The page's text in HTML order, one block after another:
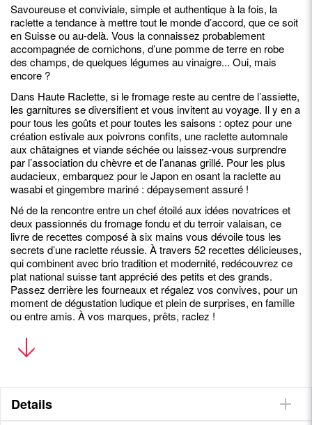
Savoureuse et conviviale, simple et authentique à la fois, la
raclette a tendance à mettre tout le monde d’accord, que ce soit
en Suisse ou au-delà. Vous la connaissez probablement
accompagnée de cornichons, d’une pomme de terre en robe
des champs, de quelques légumes au vinaigre... Oui, mais
encore ?
Dans Haute Raclette, si le fromage reste au centre de l’assiette,
les garnitures se diversifient et vous invitent au voyage. Il y en a
pour tous les goûts et pour toutes les saisons : optez pour une
création estivale aux poivrons confits, une raclette automnale
aux châtaignes et viande séchée ou laissez-vous surprendre
par l’association du chèvre et de l’ananas grillé. Pour les plus
audacieux, embarquez pour le Japon en osant la raclette au
wasabi et gingembre mariné : dépaysement assuré !
Né de la rencontre entre un chef étoilé aux idées novatrices et
deux passionnés du fromage fondu et du terroir valaisan, ce
livre de recettes composé à six mains vous dévoile tous les
secrets d’une raclette réussie. À travers 52 recettes délicieuses,
qui combinent avec brio tradition et modernité, redécouvrez ce
plat national suisse tant apprécié des petits et des grands.
Passez derrière les fourneaux et régalez vos convives, pour un
moment de dégustation ludique et plein de surprises, en famille
ou entre amis. À vos marques, prêts, raclez !
- Une foule d’idées gourmandes, pour s’amuser et se
- 52 recettes créatives et faciles à réaliser
- Avec les conseils avisés d’un chef étoilé, pour une raclette
digne des plus grandes tables
Details